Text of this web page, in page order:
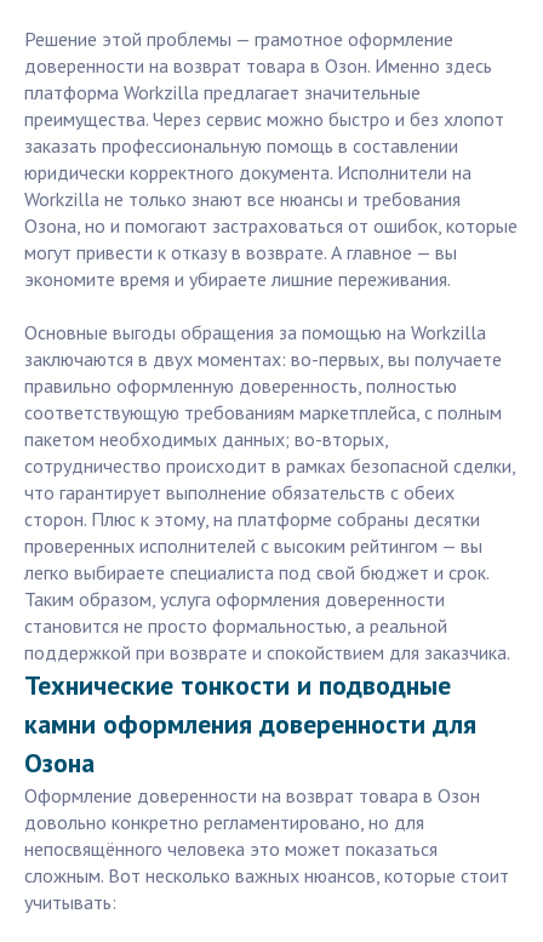
Решение этой проблемы — грамотное оформление
доверенности на возврат товара в Озон. Именно здесь
платформа Workzilla предлагает значительные
преимущества. Через сервис можно быстро и без хлопот
заказать профессиональную помощь в составлении
юридически корректного документа. Исполнители на
Workzilla не только знают все нюансы и требования
Озона, но и помогают застраховаться от ошибок, которые
могут привести к отказу в возврате. А главное — вы
экономите время и убираете лишние переживания.
Основные выгоды обращения за помощью на Workzilla
заключаются в двух моментах: во-первых, вы получаете
правильно оформленную доверенность, полностью
соответствующую требованиям маркетплейса, с полным
пакетом необходимых данных; во-вторых,
сотрудничество происходит в рамках безопасной сделки,
что гарантирует выполнение обязательств с обеих
сторон. Плюс к этому, на платформе собраны десятки
проверенных исполнителей с высоким рейтингом — вы
легко выбираете специалиста под свой бюджет и срок.
Таким образом, услуга оформления доверенности
становится не просто формальностью, а реальной
поддержкой при возврате и спокойствием для заказчика.
Технические тонкости и подводные
камни оформления доверенности для
Озона
Оформление доверенности на возврат товара в Озон
довольно конкретно регламентировано, но для
непосвящённого человека это может показаться
сложным. Вот несколько важных нюансов, которые стоит
учитывать: